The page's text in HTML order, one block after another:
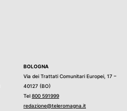
BOLOGNA
Via dei Trattati Comunitari Europei, 17 –
40127 (BO)
Tel 800 591999
redazione@teleromagna.it